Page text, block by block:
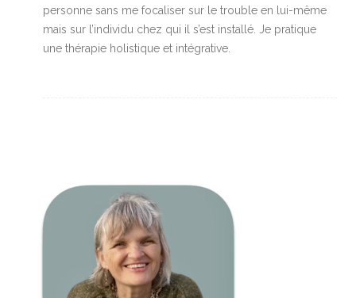
personne sans me focaliser sur le trouble en lui-même
mais sur l’individu chez qui il s’est installé. Je pratique
une thérapie holistique et intégrative.